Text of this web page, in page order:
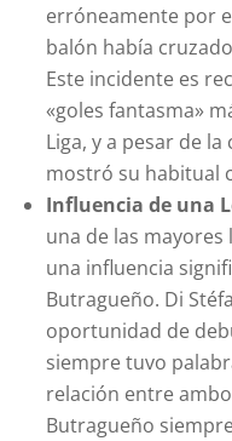
erróneamente por
balón había
Este incidente es
«goles fantasma»
Liga, y a pesar de
mostró su habitual
Influencia de una
una de las mayores
una influencia
Butragueño. Di
oportunidad de
siempre tuvo
relación entre
Butragueño